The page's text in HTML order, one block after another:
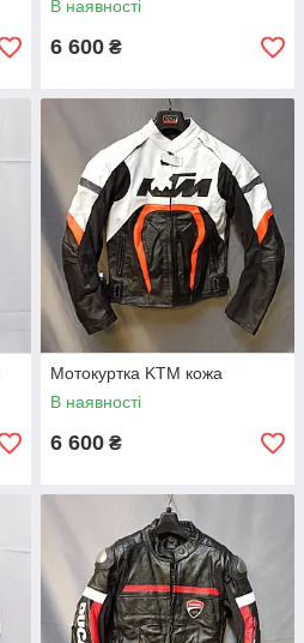
В наявності
6 600 ₴
Мотокуртка KTM кожа
В наявності
6 600 ₴